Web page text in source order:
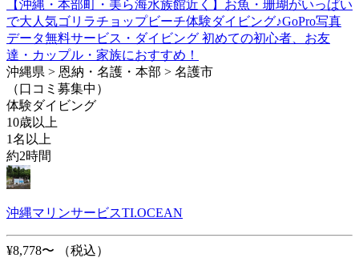
【沖縄・本部町・美ら海水族館近く】お魚・珊瑚がいっぱい
で大人気ゴリラチョップビーチ体験ダイビング♪GoPro写真
データ無料サービス・ダイビング 初めての初心者、お友
達・カップル・家族におすすめ！
沖縄県 > 恩納・名護・本部 > 名護市
（口コミ募集中）
体験ダイビング
10歳以上
1名以上
約2時間
沖縄マリンサービスTI.OCEAN
¥8,778〜
（税込）